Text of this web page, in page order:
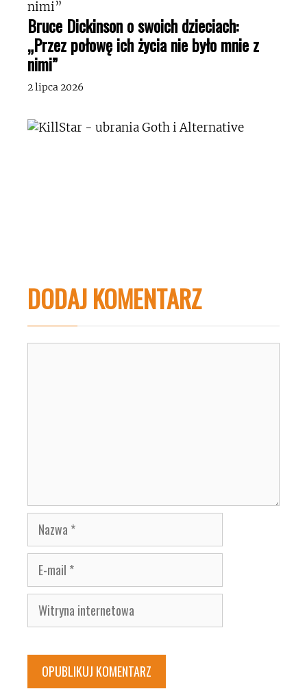
Bruce Dickinson o swoich dzieciach:
„Przez połowę ich życia nie było mnie z
nimi”
2 lipca 2026
DODAJ KOMENTARZ
Nazwa
E-
mail
Witryna
internetowa